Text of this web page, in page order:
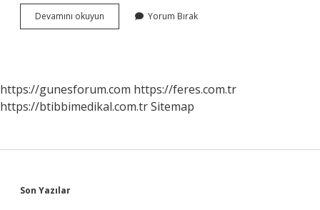
Devamını okuyun
Cesur
Yorum Bırak
https://gunesforum.com https://feres.com.tr
https://btibbimedikal.com.trSitemap
Sidebar
Son Yazılar